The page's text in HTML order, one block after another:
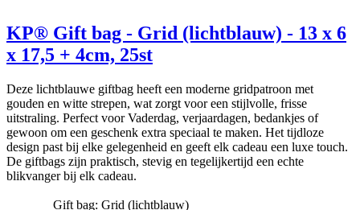
Diverse formaten en stijlen: Wij hebben giftbags in
verschillende kleuren en dessins, zodat er altijd een optie is
die perfect past bij uw gelegenheid.
Waarom voor onze giftbags kiezen?
Een stijlvolle uitstraling: Met onze luxe giftbags ziet elk
cadeau er fantastisch uit, zonder dat u veel moeite hoeft te
doen.
Tijd besparen: Geen gedoe met inpakken – met deze
giftbags bent u in een mum van tijd klaar.
Voor elke gelegenheid : Of het nu een verjaardag, bruiloft of
KP® Gift bag - Grid (lichtblauw) - 13 x 6
x 17,5 + 4cm, 25st
Deze lichtblauwe giftbag heeft een moderne gridpatroon met
gouden en witte strepen, wat zorgt voor een stijlvolle, frisse
uitstraling. Perfect voor Vaderdag, verjaardagen, bedankjes of
gewoon om een geschenk extra speciaal te maken. Het tijdloze
design past bij elke gelegenheid en geeft elk cadeau een luxe touch.
De giftbags zijn praktisch, stevig en tegelijkertijd een echte
blikvanger bij elk cadeau.
Gift bag: Grid (lichtblauw)